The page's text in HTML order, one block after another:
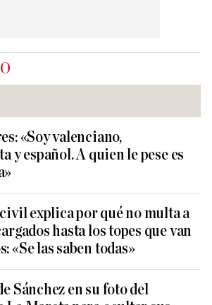
«Soy valenciano,
y español. A quien le pese es
explica por qué no multa a
hasta los topes que van
«Se las saben todas»
Sánchez en su foto del